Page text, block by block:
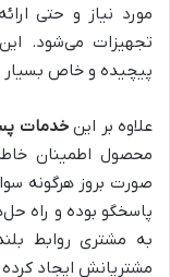
مورد نیاز و حتی
تجهیزات می‌شود.
پیچیده و خاص بسیار
علاوه بر اینخدمات
محصول اطمینان
صورت بروز هرگونه
پاسخگو بوده و راه
به مشتری روابط
مشتریانش ایجاد